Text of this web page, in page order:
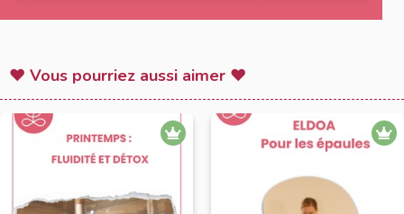
♥ Vous pourriez aussi aimer ♥